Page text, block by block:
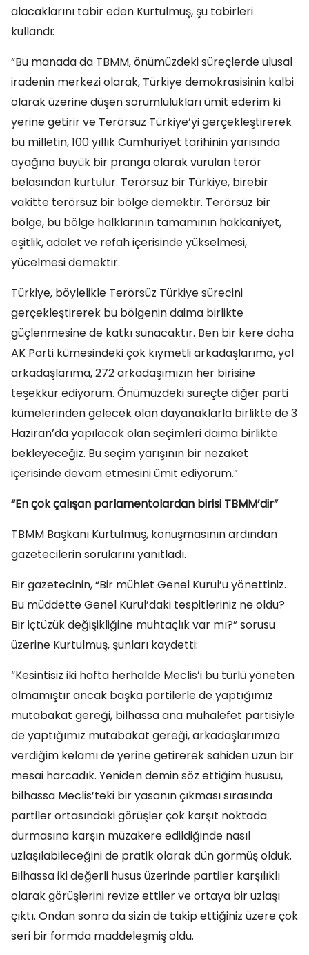
alacaklarını tabir eden Kurtulmuş, şu tabirleri
kullandı:
“Bu manada da TBMM, önümüzdeki süreçlerde ulusal
iradenin merkezi olarak, Türkiye demokrasisinin kalbi
olarak üzerine düşen sorumlulukları ümit ederim ki
yerine getirir ve Terörsüz Türkiye’yi gerçekleştirerek
bu milletin, 100 yıllık Cumhuriyet tarihinin yarısında
ayağına büyük bir pranga olarak vurulan terör
belasından kurtulur. Terörsüz bir Türkiye, birebir
vakitte terörsüz bir bölge demektir. Terörsüz bir
bölge, bu bölge halklarının tamamının hakkaniyet,
eşitlik, adalet ve refah içerisinde yükselmesi,
yücelmesi demektir.
Türkiye, böylelikle Terörsüz Türkiye sürecini
gerçekleştirerek bu bölgenin daima birlikte
güçlenmesine de katkı sunacaktır. Ben bir kere daha
AK Parti kümesindeki çok kıymetli arkadaşlarıma, yol
arkadaşlarıma, 272 arkadaşımızın her birisine
teşekkür ediyorum. Önümüzdeki süreçte diğer parti
kümelerinden gelecek olan dayanaklarla birlikte de 3
Haziran’da yapılacak olan seçimleri daima birlikte
bekleyeceğiz. Bu seçim yarışının bir nezaket
içerisinde devam etmesini ümit ediyorum.”
“En çok çalışan parlamentolardan birisi TBMM’dir”
TBMM Başkanı Kurtulmuş, konuşmasının ardından
gazetecilerin sorularını yanıtladı.
Bir gazetecinin, “Bir mühlet Genel Kurul’u yönettiniz.
Bu müddette Genel Kurul’daki tespitleriniz ne oldu?
Bir içtüzük değişikliğine muhtaçlık var mı?” sorusu
üzerine Kurtulmuş, şunları kaydetti:
“Kesintisiz iki hafta herhalde Meclis’i bu türlü yöneten
olmamıştır ancak başka partilerle de yaptığımız
mutabakat gereği, bilhassa ana muhalefet partisiyle
de yaptığımız mutabakat gereği, arkadaşlarımıza
verdiğim kelamı de yerine getirerek sahiden uzun bir
mesai harcadık. Yeniden demin söz ettiğim hususu,
bilhassa Meclis’teki bir yasanın çıkması sırasında
partiler ortasındaki görüşler çok karşıt noktada
durmasına karşın müzakere edildiğinde nasıl
uzlaşılabileceğini de pratik olarak dün görmüş olduk.
Bilhassa iki değerli husus üzerinde partiler karşılıklı
olarak görüşlerini revize ettiler ve ortaya bir uzlaşı
çıktı. Ondan sonra da sizin de takip ettiğiniz üzere çok
seri bir formda maddeleşmiş oldu.